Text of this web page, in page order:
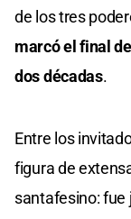
de los tres
marcó el final
dos décadas.
Entre los
figura de
santafesino: fue